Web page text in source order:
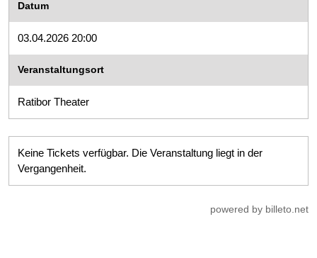
Datum
03.04.2026 20:00
Veranstaltungsort
Ratibor Theater
Keine Tickets verfügbar. Die Veranstaltung liegt in der
Vergangenheit.
powered by billeto.net